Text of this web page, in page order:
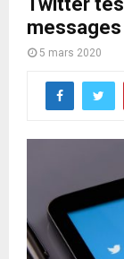
5 mars 2020